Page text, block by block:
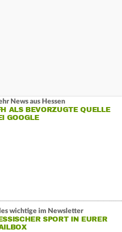
News aus Hessen
ALS BEVORZUGTE QUELLE
GOOGLE
wichtige im Newsletter
SPORT IN EURER